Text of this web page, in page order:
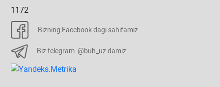
1172
Bizning Facebook dagi sahifamiz
Biz telegram: @buh_uz damiz